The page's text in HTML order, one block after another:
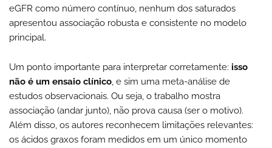
eGFR como número contínuo, nenhum dos saturados
apresentou associação robusta e consistente no modelo
principal.
Um ponto importante para interpretar corretamente: isso
não é um ensaio clínico, e sim uma meta-análise de
estudos observacionais. Ou seja, o trabalho mostra
associação (andar junto), não prova causa (ser o motivo).
Além disso, os autores reconhecem limitações relevantes:
os ácidos graxos foram medidos em um único momento